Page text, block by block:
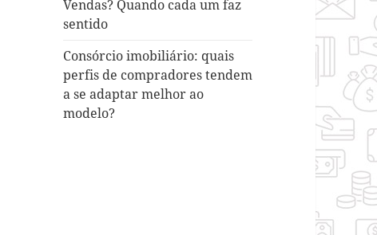
Vendas? Quando cada um faz
sentido
Consórcio imobiliário: quais
perfis de compradores tendem
a se adaptar melhor ao
modelo?